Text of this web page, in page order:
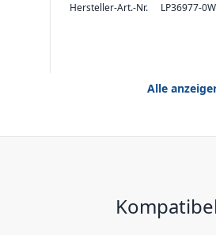
Hersteller-Art.-Nr.
LP36977-
Alle